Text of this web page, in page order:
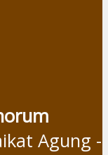
Agung -